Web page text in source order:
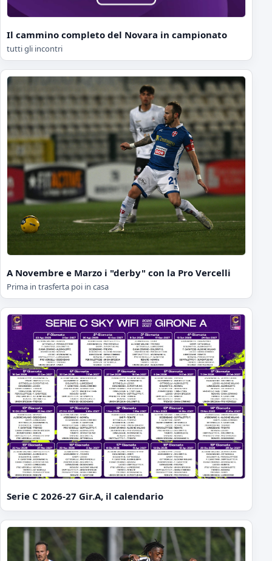
Il cammino completo del Novara in campionato
tutti gli incontri
A Novembre e Marzo i "derby" con la Pro Vercelli
Prima in trasferta poi in casa
Serie C 2026-27 Gir.A, il calendario